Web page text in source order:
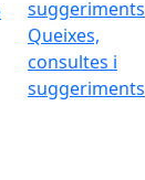
Queixes,
consultes i
suggeriments